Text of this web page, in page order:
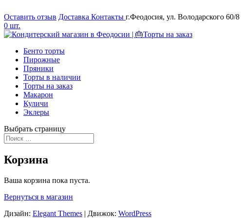
Оставить отзыв Доставка Контакты г.Феодосия, ул. Володарского 60/8
0 шт.
Бенто торты
Пирожные
Пряники
Торты в наличии
Торты на заказ
Макарон
Куличи
Эклеры
Выбрать страницу
Корзина
Ваша корзина пока пуста.
Вернуться в магазин
Дизайн: Elegant Themes | Движок: WordPress